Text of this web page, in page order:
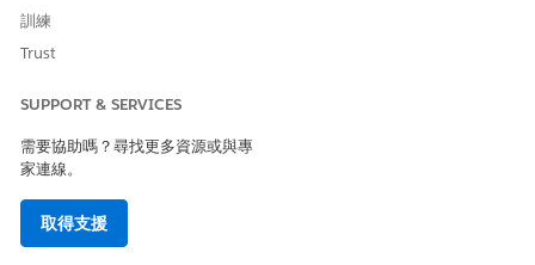
訓練
Trust
SUPPORT & SERVICES
需要協助嗎？尋找更多資源或與專
家連線。
取得支援